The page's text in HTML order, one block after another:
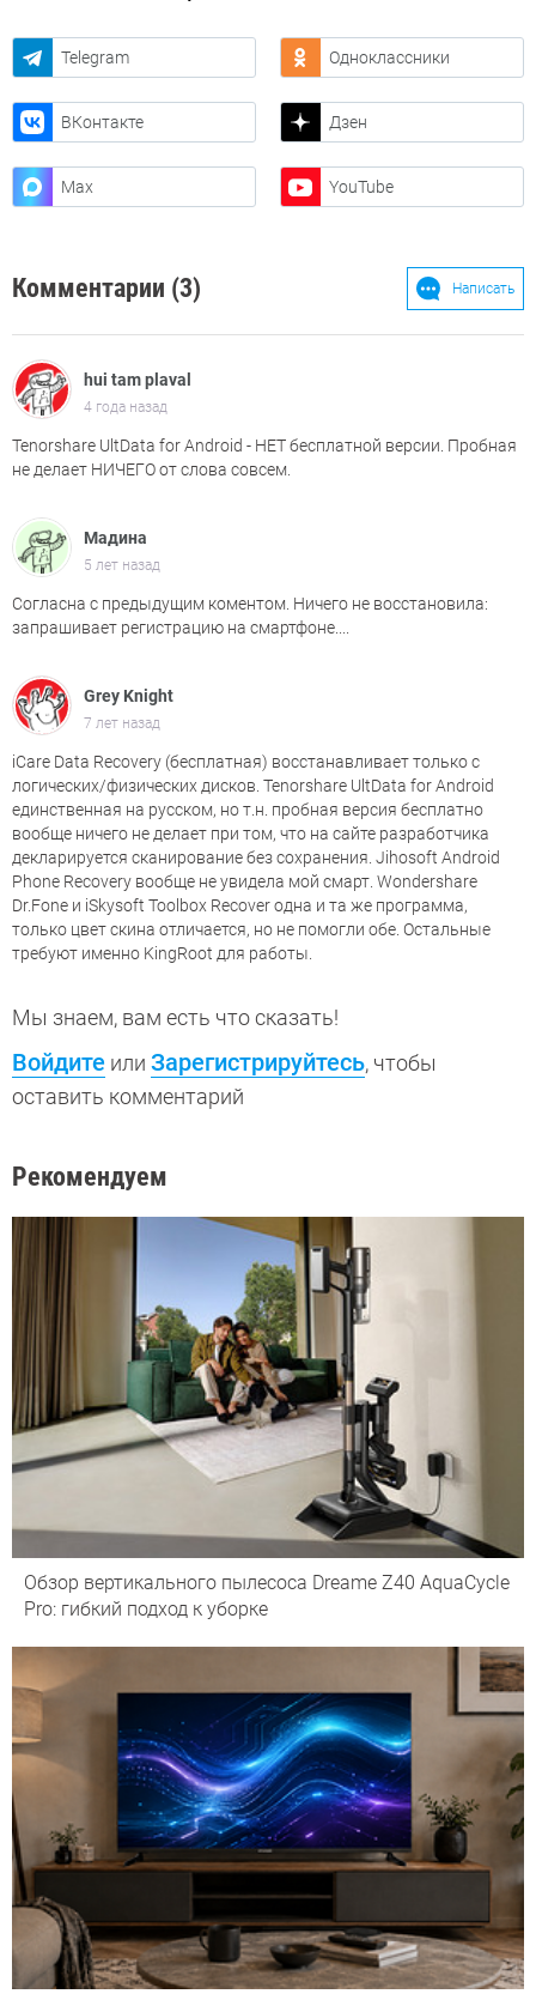
Telegram Одноклассники
ВКонтакте Дзен
Max YouTube
Комментарии (3) Написать
hui tam plaval
4 года назад
Tenorshare UltData for Android - НЕТ бесплатной версии. Пробная
не делает НИЧЕГО от слова совсем.
Мадина
5 лет назад
Согласна с предыдущим коментом. Ничего не восстановила:
запрашивает регистрацию на смартфоне....
Grey Knight
7 лет назад
iCare Data Recovery (бесплатная) восстанавливает только с
логических/физических дисков. Tenorshare UltData for Android
единственная на русском, но т.н. пробная версия бесплатно
вообще ничего не делает при том, что на сайте разработчика
декларируется сканирование без сохранения. Jihosoft Android
Phone Recovery вообще не увидела мой смарт. Wondershare
Dr.Fone и iSkysoft Toolbox Recover одна и та же программа,
только цвет скина отличается, но не помогли обе. Остальные
требуют именно KingRoot для работы.
Мы знаем, вам есть что сказать!
Войдите или Зарегистрируйтесь, чтобы
оставить комментарий
Рекомендуем
Обзор вертикального пылесоса Dreame Z40 AquaCycle
Pro: гибкий подход к уборке